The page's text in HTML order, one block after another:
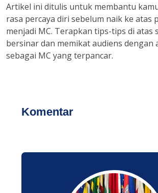
Artikel ini ditulis untuk membantu
rasa percaya diri sebelum naik ke atas
menjadi MC. Terapkan tips-tips di atas
bersinar dan memikat audiens dengan
sebagai MC yang terpancar.
Komentar